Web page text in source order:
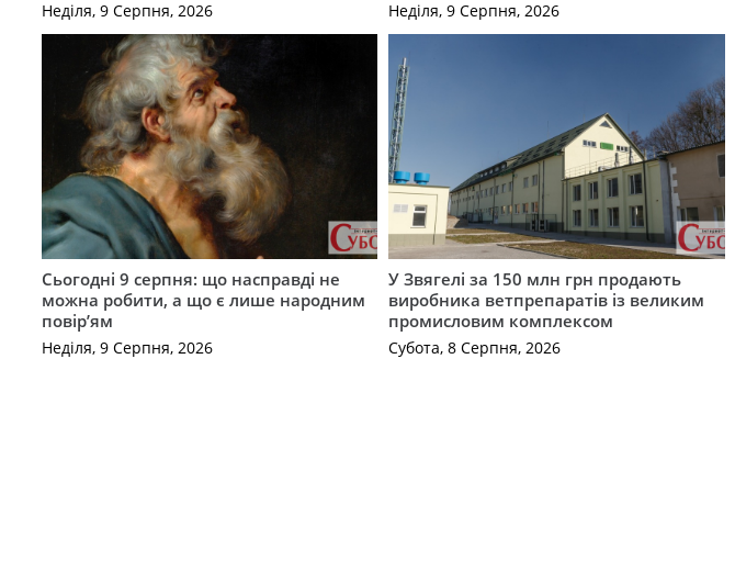
Неділя, 9 Серпня, 2026 Неділя, 9 Серпня, 2026
Сьогодні 9 серпня: що насправді не
можна робити, а що є лише народним
повір’ям
Неділя, 9 Серпня, 2026
У Звягелі за 150 млн грн продають
виробника ветпрепаратів із великим
промисловим комплексом
Субота, 8 Серпня, 2026